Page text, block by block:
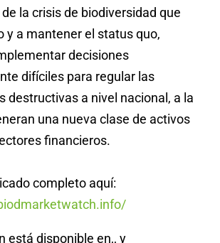
la crisis de biodiversidad que
y a mantener el status quo,
decisiones
difíciles para regular las
destructivas a nivel nacional, a la
una nueva clase de activos
financieros.
completo aquí:
está disponible en,, y